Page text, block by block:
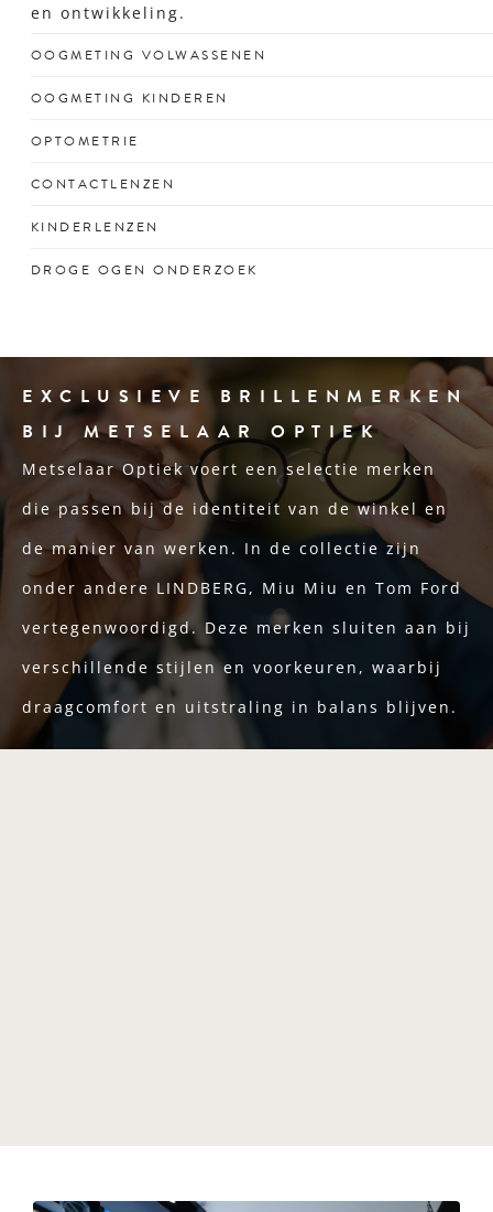
en ontwikkeling.
OOGMETING VOLWASSENEN
Voor een scherp zicht dat past bij jouw drukke leven en
unieke kijkgedrag.
OOGMETING KINDEREN
Vroegtijdige check voor gezonde ogen én
schoolprestaties bij kinderen vanaf 12 jaar. Jonger dan
12? Dan verwijzen wij je graag naar een oogarts.
OPTOMETRIE
Optometrisch onderzoek om oogafwijkingen en
oogproblemen vroegtijdig op te sporen.
CONTACTLENZEN
Comfortabel zicht in elke situatie, van sporten tot
schermtijd.
KINDERLENZEN
Speciaal ontworpen contactlenzen voor actieve jonge
DROGE OGEN ONDERZOEK
topograaf.
EXCLUSIEVE BRILLENMERKEN
BIJ METSELAAR OPTIEK
Metselaar Optiek voert een selectie merken
die passen bij de identiteit van de winkel en
de manier van werken. In de collectie zijn
onder andere LINDBERG, Miu Miu en Tom Ford
vertegenwoordigd. Deze merken sluiten aan bij
verschillende stijlen en voorkeuren, waarbij
draagcomfort en uitstraling in balans blijven.